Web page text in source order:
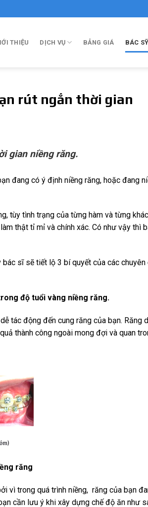
THIỆU DỊCH VỤ BẢNG GIÁ BÁC
rút ngắn thời gian
gian niềng răng.
đang có ý định niềng răng, hoặc đang
tùy tình trạng của từng hàm và từng
thật tỉ mỉ và chính xác. Có như vậy thì
sĩ sẽ tiết lộ 3 bí quyết của các chuyên
độ tuổi vàng niềng răng.
tác động đến cung răng của bạn. Răng
thành công ngoài mong đợi và quan
răng
vì trong quá trình niềng, răng của bạn
cần lưu ý khi xây dựng chế độ ăn như